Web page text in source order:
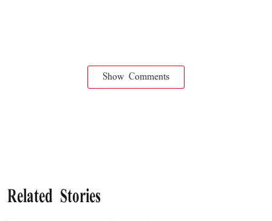
Show Comments
Related Stories